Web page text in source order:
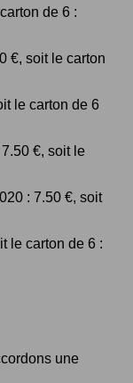
de 6 :
€, soit le carton
le carton de 6
€, soit le
: 7.50 €, soit
le carton de 6 :
une